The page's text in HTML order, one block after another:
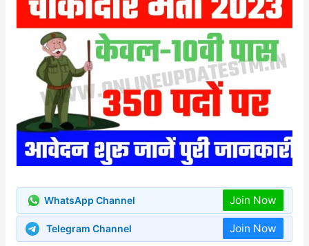
WhatsApp Channel Join Now
Telegram Channel Join Now